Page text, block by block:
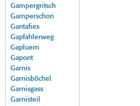
Gampergritsch
Gamperschon
Gantafies
Gapfahlerweg
Gapluem
Gapont
Garnis
Garnisböchel
Garnisgass
Garnisteil